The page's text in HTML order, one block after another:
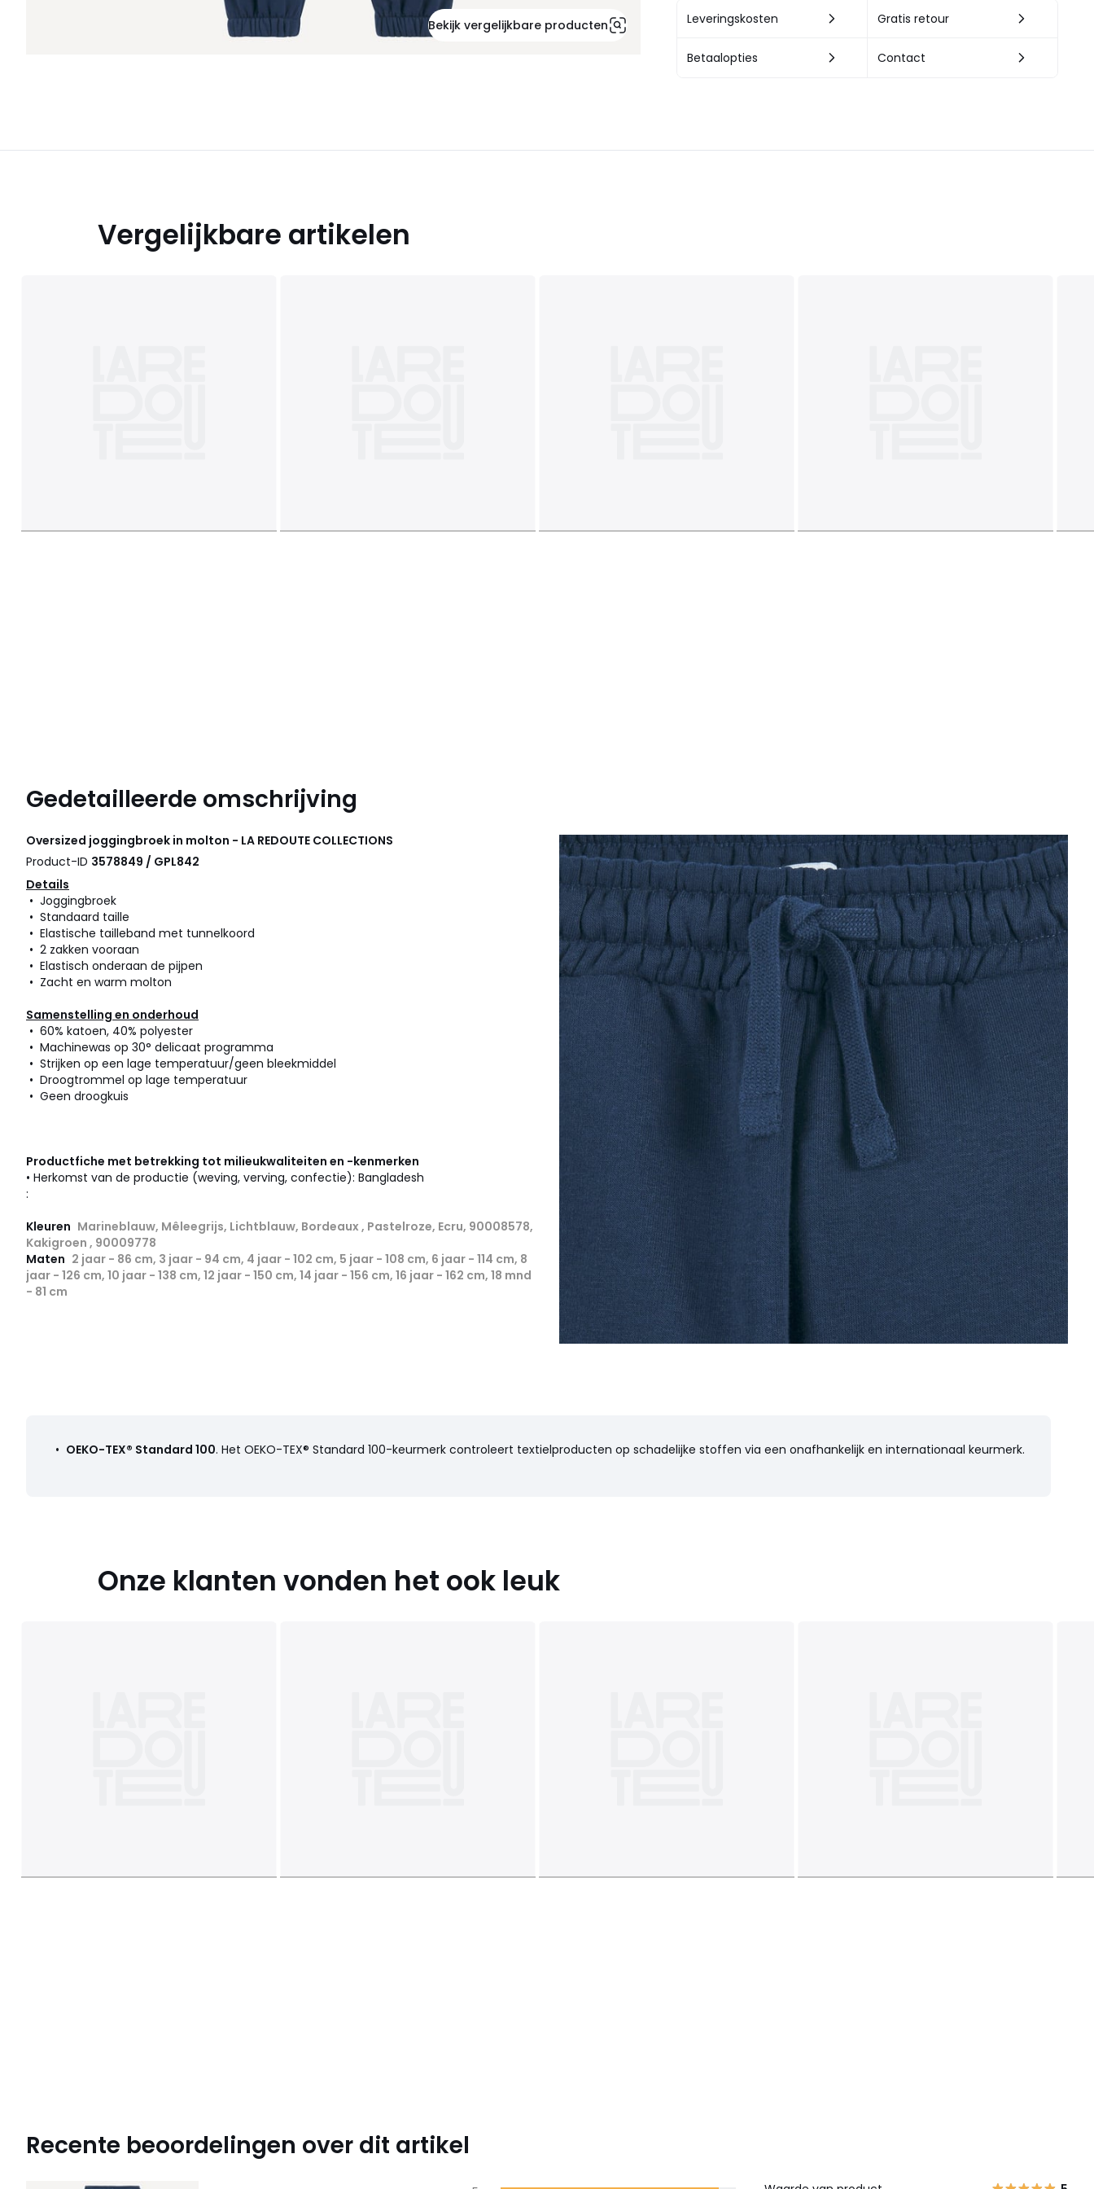
Bekijk vergelijkbare producten Leveringskosten Gratis retour
Betaalopties Contact
Vergelijkbare artikelen
Gedetailleerde omschrijving
Oversized joggingbroek in molton - LA REDOUTE COLLECTIONS
Product-ID 3578849 / GPL842
Details
• Joggingbroek
• Standaard taille
• Elastische tailleband met tunnelkoord
• 2 zakken vooraan
• Elastisch onderaan de pijpen
• Zacht en warm molton
Samenstelling en onderhoud
• 60% katoen, 40% polyester
• Machinewas op 30° delicaat programma
• Strijken op een lage temperatuur/geen bleekmiddel
• Droogtrommel op lage temperatuur
• Geen droogkuis
Productfiche met betrekking tot milieukwaliteiten en -kenmerken
• Herkomst van de productie (weving, verving, confectie): Bangladesh
:
Kleuren Marineblauw, Mêleegrijs, Lichtblauw, Bordeaux , Pastelroze, Ecru, 90008578,
Kakigroen , 90009778
Maten 2 jaar - 86 cm, 3 jaar - 94 cm, 4 jaar - 102 cm, 5 jaar - 108 cm, 6 jaar - 114 cm, 8
jaar - 126 cm, 10 jaar - 138 cm, 12 jaar - 150 cm, 14 jaar - 156 cm, 16 jaar - 162 cm, 18 mnd
- 81 cm
• OEKO-TEX® Standard 100. Het OEKO-TEX® Standard 100-keurmerk controleert textielproducten op schadelijke stoffen via een onafhankelijk en internationaal keurmerk.
Onze klanten vonden het ook leuk
Recente beoordelingen over dit artikel